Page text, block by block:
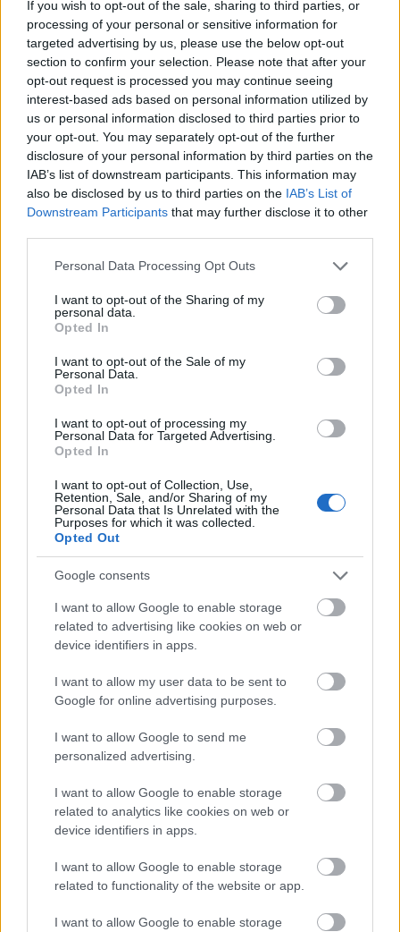
If you wish to opt-out of the sale, sharing to third parties, or
processing of your personal or sensitive information for
targeted advertising by us, please use the below opt-out
section to confirm your selection. Please note that after your
opt-out request is processed you may continue seeing
interest-based ads based on personal information utilized by
us or personal information disclosed to third parties prior to
your opt-out. You may separately opt-out of the further
disclosure of your personal information by third parties on the
IAB’s list of downstream participants. This information may
also be disclosed by us to third parties on the IAB’s List of
Downstream Participants that may further disclose it to other
Please note that this website/app uses one or more Google
not limited to your visit or usage behaviour. You may click to
grant or deny consent to Google and its third-party tags to
use your data for below specified purposes in below Google
consent section.
Personal Data Processing Opt Outs
I want to opt-out of the Sharing of my
personal data.
Opted In
I want to opt-out of the Sale of my
Personal Data.
Opted In
I want to opt-out of processing my
Personal Data for Targeted Advertising.
Opted In
I want to opt-out of Collection, Use,
Retention, Sale, and/or Sharing of my
Personal Data that Is Unrelated with the
Purposes for which it was collected.
Opted Out
Google consents
I want to allow Google to enable storage
related to advertising like cookies on web or
device identifiers in apps.
I want to allow my user data to be sent to
Google for online advertising purposes.
I want to allow Google to send me
personalized advertising.
I want to allow Google to enable storage
related to analytics like cookies on web or
device identifiers in apps.
I want to allow Google to enable storage
related to functionality of the website or app.
I want to allow Google to enable storage
Nagyvárad Táncegyüttes
Barbárok(fotó: Cári Tibor)
nagyterem
Szép Palkó
r.: Varga János
Maros Művészegyüttes
Október 13., péntek, 18:00, Szigligeti Színház,
nagyterem
Mundruc
r.: Könczei Árpád
Háromszék Táncegyüttes
Október 14., szombat, 11:00, Szigligeti Színház,
Pöttöm Palkó
r.: Ivácson László
Hargita Nemzeti Székely Népi Együttes
Pöttöm Palkó(fotó: Lochom Zsolt)